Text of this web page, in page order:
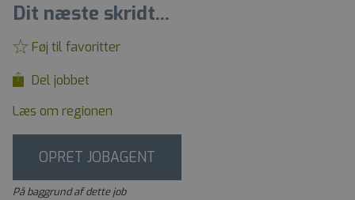
Dit næste skridt...
Føj til favoritter
Del jobbet
Læs om regionen
OPRET JOBAGENT
På baggrund af dette job